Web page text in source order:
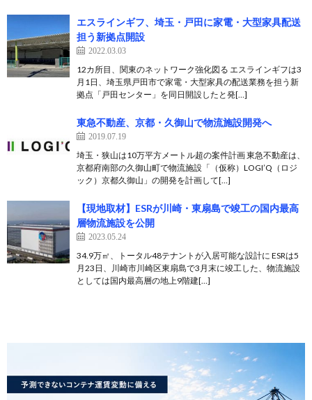
エスラインギフ、埼玉・戸田に家電・大型家具配送
担う新拠点開設
2022.03.03
12カ所目、関東のネットワーク強化図る エスラインギフは3
月1日、埼玉県戸田市で家電・大型家具の配送業務を担う新
拠点「戸田センター」を同日開設したと発[…]
東急不動産、京都・久御山で物流施設開発へ
2019.07.19
埼玉・狭山は10万平方メートル超の案件計画 東急不動産は、
京都府南部の久御山町で物流施設「（仮称）LOGI’Q（ロジ
ック）京都久御山」の開発を計画して[…]
【現地取材】ESRが川崎・東扇島で竣工の国内最高
層物流施設を公開
2023.05.24
34.9万㎡、トータル48テナントが入居可能な設計に ESRは5
月23日、川崎市川崎区東扇島で3月末に竣工した、物流施設
としては国内最高層の地上9階建[…]